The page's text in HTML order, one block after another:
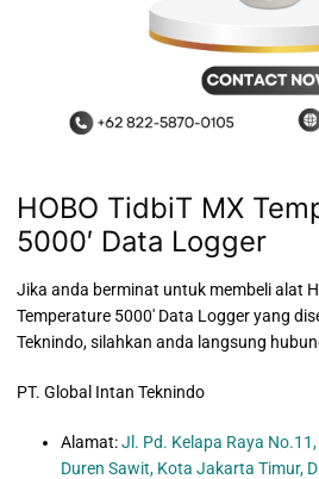
HOBO TidbiT MX
5000′ Data Logger
Jika anda berminat untuk membeli alat
Temperature 5000′ Data Logger yang
Teknindo, silahkan anda langsung
PT. Global Intan Teknindo
Alamat:Jl. Pd. Kelapa Raya
Duren Sawit, Kota Jakarta Timur,